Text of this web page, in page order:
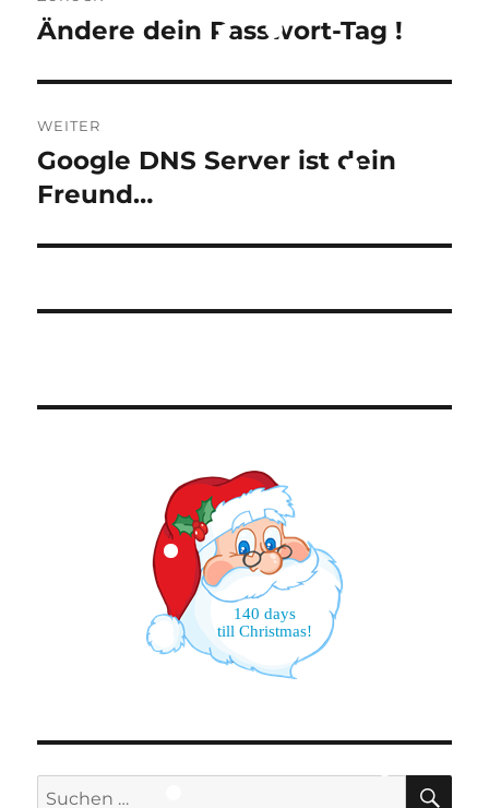
Vorheriger
Ändere dein Passwort-Tag !
WEITER
Nächster
Beitrag:
Google DNS Server ist dein
Freund…
140 days
till Christmas!
Suchen